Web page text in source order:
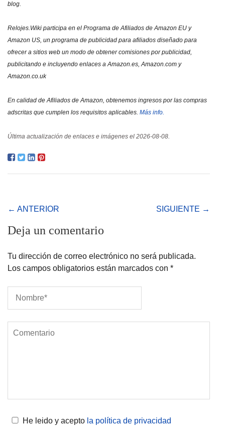
blog.
Relojes.Wiki participa en el Programa de Afiliados de Amazon EU y
Amazon US, un programa de publicidad para afiliados diseñado para
ofrecer a sitios web un modo de obtener comisiones por publicidad,
publicitando e incluyendo enlaces a Amazon.es, Amazon.com y
Amazon.co.uk
En calidad de Afiliados de Amazon, obtenemos ingresos por las compras
adscritas que cumplen los requisitos aplicables. Más info.
Última actualización de enlaces e imágenes el 2026-08-08.
← ANTERIOR SIGUIENTE →
Deja un comentario
Tu dirección de correo electrónico no será publicada.
Los campos obligatorios están marcados con *
He leido y acepto la política de privacidad